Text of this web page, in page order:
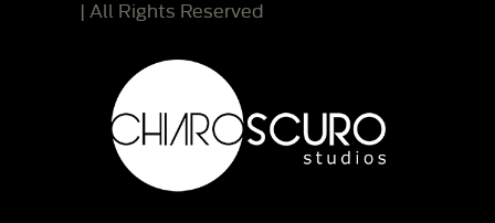
| All Rights Reserved